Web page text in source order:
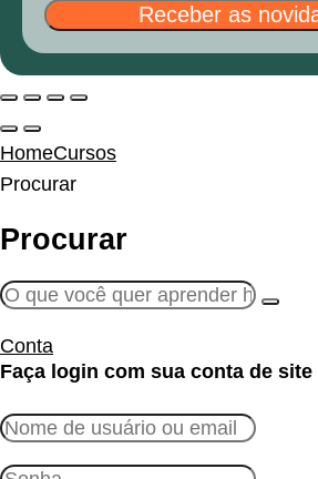
Receber as
HomeCursos
Procurar
Procurar
Conta
Faça login com sua conta de site